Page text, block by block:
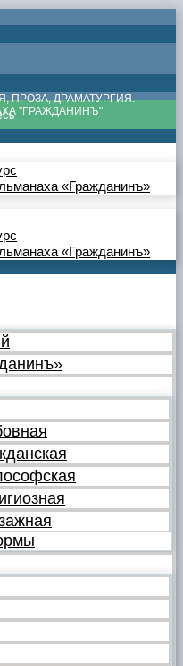
ПРОЗА, ДРАМАТУРГИЯ.
"ГРАЖДАНИНЪ"
«Гражданинъ»
«Гражданинъ»